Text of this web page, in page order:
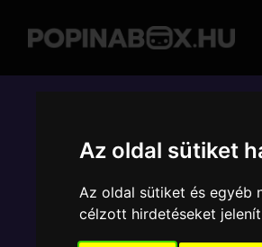
Az oldal sütiket
Az oldal sütiket és egyéb
célzott hirdetéseket
POP IN A
FUNKO -